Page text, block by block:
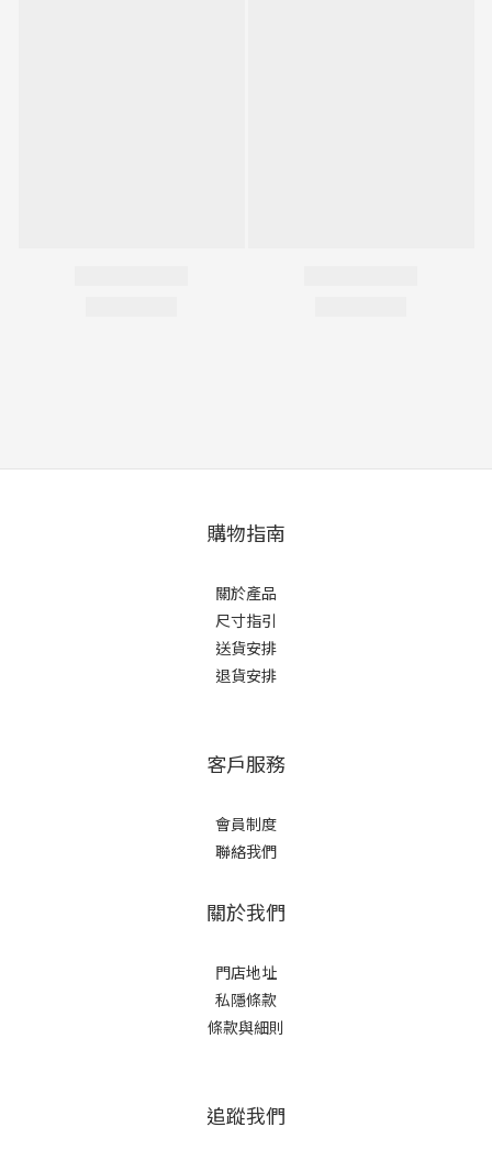
購物指南
關於產品
尺寸指引
送貨安排
退貨安排
客戶服務
會員制度
聯絡我們
關於我們
門店地址
私隱條款
條款與細則
追蹤我們